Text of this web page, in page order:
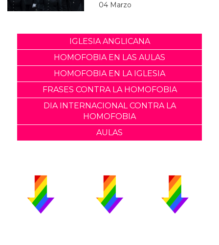
04 Marzo
IGLESIA ANGLICANA
HOMOFOBIA EN LAS AULAS
HOMOFOBIA EN LA IGLESIA
FRASES CONTRA LA HOMOFOBIA
DIA INTERNACIONAL CONTRA LA
HOMOFOBIA
AULAS